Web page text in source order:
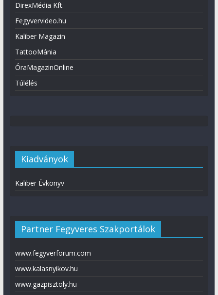
DirexMédia Kft.
Fegyvervideo.hu
Kaliber Magazin
TattooMánia
ÓraMagazinOnline
Túlélés
Kiadványok
Kaliber Évkönyv
Partner Fegyveres Szakportálok
www.fegyverforum.com
www.kalasnyikov.hu
www.gazpisztoly.hu